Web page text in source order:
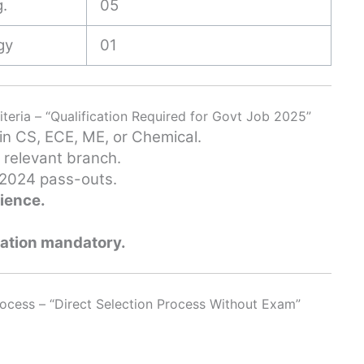
05
01
– “Qualification Required for Govt Job 2025”
CS, ECE, ME, or Chemical.
relevant branch.
pass-outs.
mandatory.
– “Direct Selection Process Without Exam”